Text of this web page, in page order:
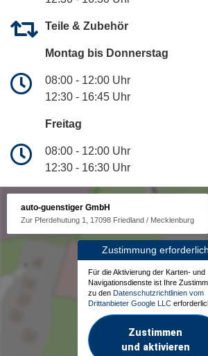
Teile & Zubehör
Montag bis Donnerstag
08:00 - 12:00 Uhr
12:30 - 16:45 Uhr
Freitag
08:00 - 12:00 Uhr
12:30 - 16:30 Uhr
auto-guenstiger GmbH
Zur Pferdehutung 1, 17098 Friedland / Mecklenburg
Zustimmung erforderlich
Für die Aktivierung der Karten- und
Navigationsdienste ist Ihre
zu den Datenschutzrichtlinien vom
Drittanbieter Google LLC
Zustimmen
und aktivieren